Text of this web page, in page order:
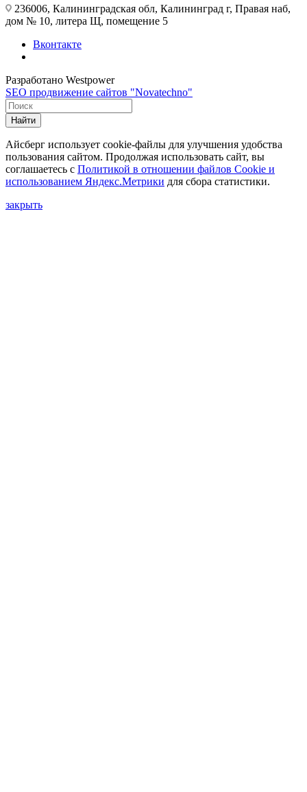
236006, Калининградская обл, Калининград г, Правая наб,
дом № 10, литера Щ, помещение 5
Вконтакте
Разработано Westpower
SEO продвижение сайтов "Novatechno"
Найти
Айсберг использует cookie-файлы для улучшения удобства
пользования сайтом. Продолжая использовать сайт, вы
соглашаетесь с Политикой в отношении файлов Сookie и
использованием Яндекс.Метрики для сбора статистики.
закрыть